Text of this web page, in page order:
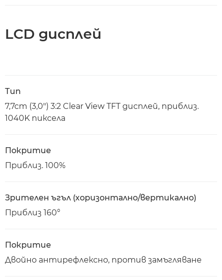
LCD дисплей
Тип
7,7cm (3,0") 3:2 Clear View TFT дисплей, приблиз.
1040K пиксела
Покритие
Приблиз. 100%
Зрителен ъгъл (хоризонтално/вертикално)
Приблиз 160°
Покритие
Двойно антирефлексно, против замъгляване